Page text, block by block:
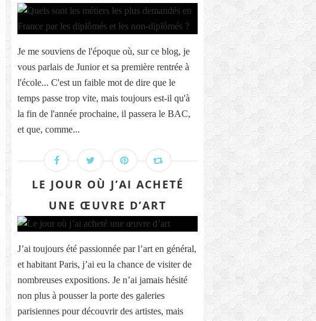
Je me souviens de l'époque où, sur ce blog, je
vous parlais de Junior et sa première rentrée à
l'école... C'est un faible mot de dire que le
temps passe trop vite, mais toujours est-il qu'à
la fin de l'année prochaine, il passera le BAC,
et que, comme...
LE JOUR OÙ J’AI ACHETÉ
UNE ŒUVRE D’ART
J’ai toujours été passionnée par l’art en général,
et habitant Paris, j’ai eu la chance de visiter de
nombreuses expositions. Je n’ai jamais hésité
non plus à pousser la porte des galeries
parisiennes pour découvrir des artistes, mais